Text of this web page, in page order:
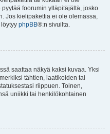
foorumin ylläpitäjältä, josko
Jos kielipakettia ei ole olemassa,
phpBB®:n sivuilta.
saattaa näkyä kaksi kuvaa. Yksi
tähtien, laatikoiden tai
riippuen. Toinen,
uniikki tai henkilökohtainen